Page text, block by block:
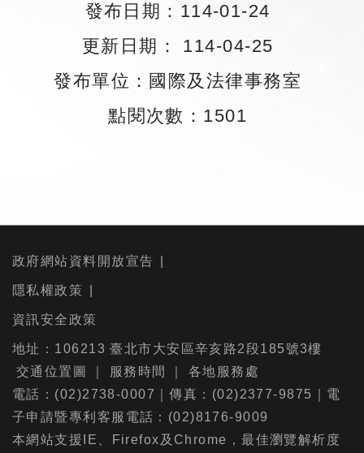
發布日期：114-01-24
更新日期： 114-04-25
發布單位：國際及法律事務室
點閱次數：1501
政府網站資料開放宣告
隱私權政策
資訊安全政策
地址：106213 臺北市大安區辛亥路2段185號3樓
交通位置圖
服務時間
各地服務處
電話：(02)2738-0007｜傳真：(02)2377-9875｜電
子申請暨專利客服電話：(02)8176-9009
本網站支援IE、Firefox及Chrome，最佳瀏覽解析度